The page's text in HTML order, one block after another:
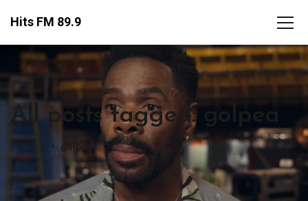
Hits FM 89.9
All posts tagged: golpea
FM Hits golpea